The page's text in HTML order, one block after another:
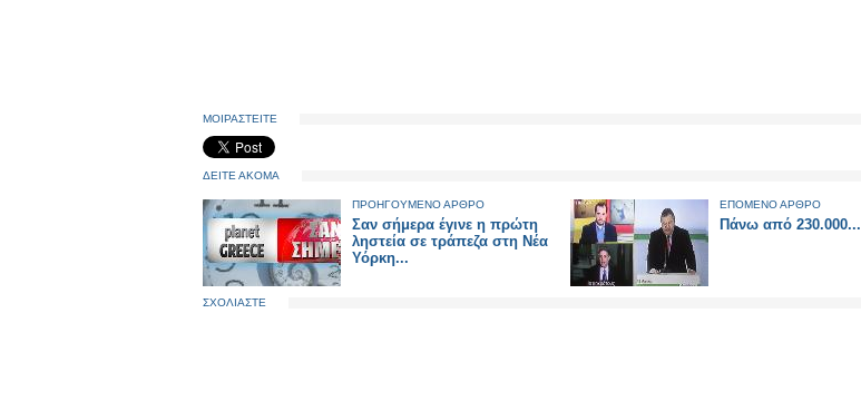
ΜΟΙΡΑΣΤΕΙΤΕ
ΔΕΙΤΕ ΑΚΟΜΑ
ΠΡΟΗΓΟΥΜΕΝΟ ΑΡΘΡΟ
Σαν σήμερα έγινε η πρώτη
ληστεία σε τράπεζα στη Νέα
Υόρκη...
ΕΠΟΜΕΝΟ ΑΡΘΡΟ
Πάνω από 230.000...
ΣΧΟΛΙΑΣΤΕ